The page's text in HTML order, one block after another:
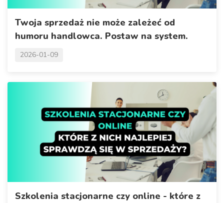
Twoja sprzedaż nie może zależeć od
humoru handlowca. Postaw na system.
2026-01-09
Szkolenia stacjonarne czy online - które z